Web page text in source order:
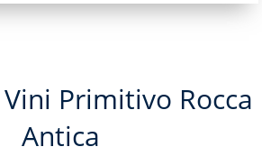
Primitivo Rocca
Antica